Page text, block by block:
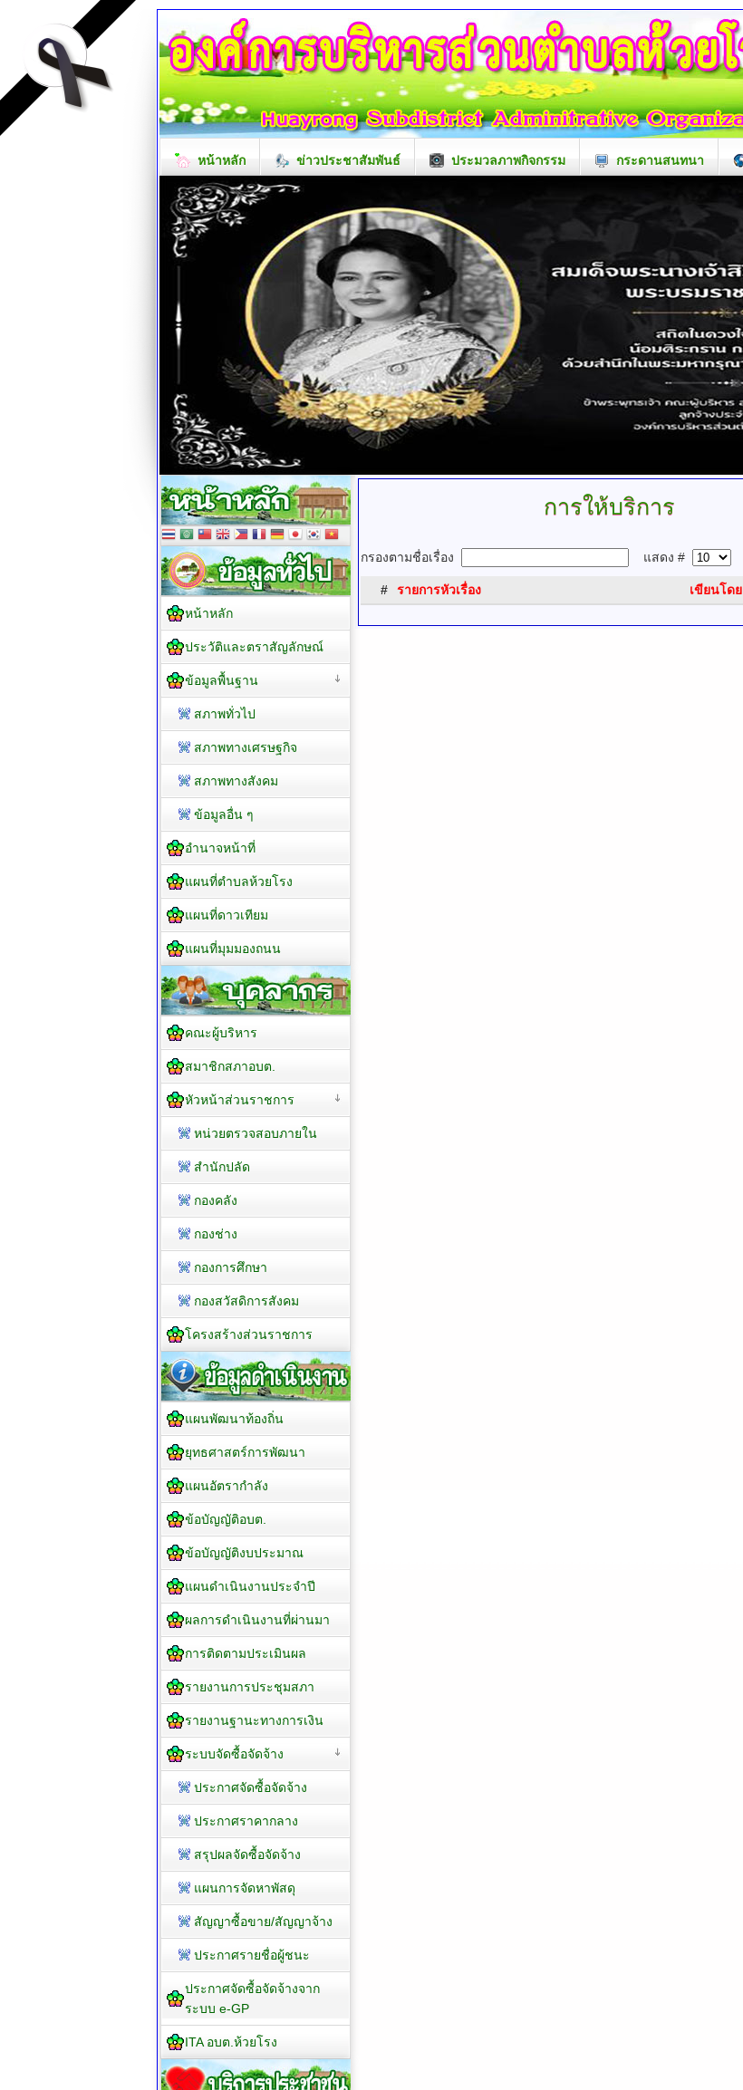
หน้าหลัก ข่าวประชาสัมพันธ์ ประมวลภาพกิจกรรม กระดานสนทนา
การให้บริการ
กรองตามชื่อเรื่อง แสดง #
# รายการหัวเรื่อง เขียนโดย
หน้าหลัก
ประวัติและตราสัญลักษณ์
ข้อมูลพื้นฐาน
สภาพทั่วไป
สภาพทางเศรษฐกิจ
สภาพทางสังคม
ข้อมูลอื่น ๆ
อำนาจหน้าที่
แผนที่ตำบลห้วยโรง
แผนที่ดาวเทียม
แผนที่มุมมองถนน
คณะผู้บริหาร
สมาชิกสภาอบต.
หัวหน้าส่วนราชการ
หน่วยตรวจสอบภายใน
สำนักปลัด
กองคลัง
กองช่าง
กองการศึกษา
กองสวัสดิการสังคม
โครงสร้างส่วนราชการ
แผนพัฒนาท้องถิ่น
ยุทธศาสตร์การพัฒนา
แผนอัตรากำลัง
ข้อบัญญัติอบต.
ข้อบัญญัติงบประมาณ
แผนดำเนินงานประจำปี
ผลการดำเนินงานที่ผ่านมา
การติดตามประเมินผล
รายงานการประชุมสภา
รายงานฐานะทางการเงิน
ระบบจัดซื้อจัดจ้าง
ประกาศจัดซื้อจัดจ้าง
ประกาศราคากลาง
สรุปผลจัดซื้อจัดจ้าง
แผนการจัดหาพัสดุ
สัญญาซื้อขาย/สัญญาจ้าง
ประกาศรายชื่อผู้ชนะ
ประกาศจัดซื้อจัดจ้างจาก
ระบบ e-GP
ITA อบต.ห้วยโรง